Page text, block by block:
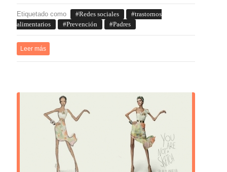
Etiquetado como Redes sociales
trastornos
alimentarios
Prevención Padres
Leer más